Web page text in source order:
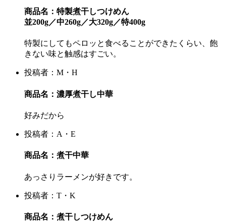
商品名：特製煮干しつけめん
並200g／中260g／大320g／特400g
特製にしてもペロッと食べることができたくらい、飽
きない味と触感はすごい。
投稿者：M・H
商品名：濃厚煮干し中華
好みだから
投稿者：A・E
商品名：煮干中華
あっさりラーメンが好きです。
投稿者：T・K
商品名：煮干しつけめん